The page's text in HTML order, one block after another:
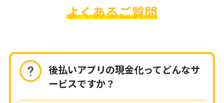
よくあるご質問
後払いアプリの現金化ってどんなサ
ービスですか？